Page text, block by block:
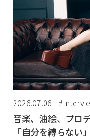
2026.07.06
音楽、油絵、プロ
「自分を縛らない